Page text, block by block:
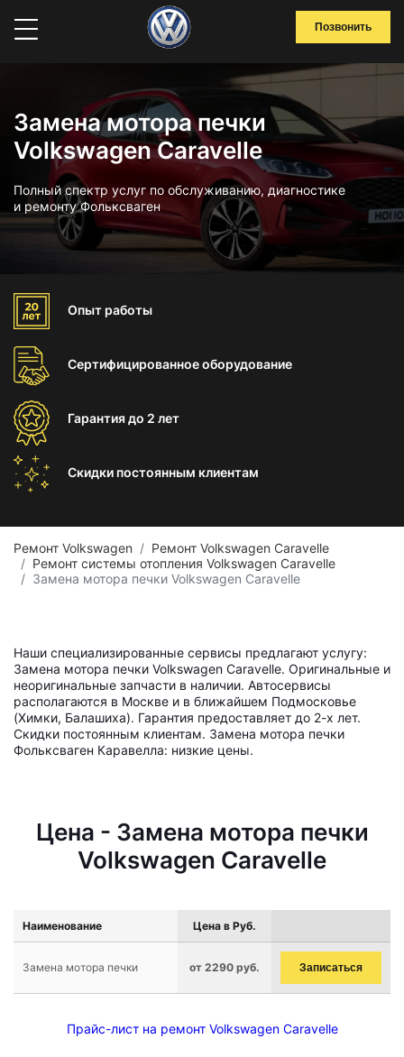
Позвонить
Замена мотора печки
Volkswagen Caravelle
Полный спектр услуг по обслуживанию, диагностике
и ремонту Фольксваген
Опыт работы
Сертифицированноеоборудование
Гарантиядо 2 лет
Скидки постоянным клиентам
Ремонт Volkswagen
Ремонт Volkswagen Caravelle
Ремонт системы отопления Volkswagen Caravelle
Замена мотора печки Volkswagen Caravelle
Наши специализированные сервисы предлагают услугу:
Замена мотора печки Volkswagen Caravelle. Оригинальные и
неоригинальные запчасти в наличии. Автосервисы
располагаются в Москве и в ближайшем Подмосковье
(Химки, Балашиха). Гарантия предоставляет до 2-х лет.
Скидки постоянным клиентам. Замена мотора печки
Фольксваген Каравелла: низкие цены.
Цена - Замена мотора печки
Volkswagen Caravelle
Наименование Цена в Руб.
Замена мотора печки от 2290 руб. Записаться
Прайс-лист на ремонт Volkswagen Caravelle